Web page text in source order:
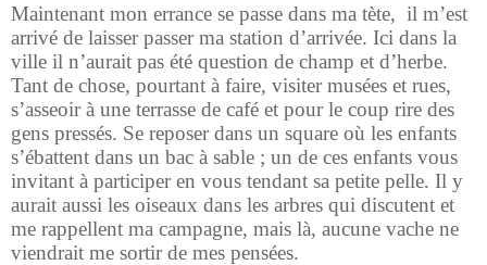
Maintenant mon errance se passe dans ma tète, il m’est
arrivé de laisser passer ma station d’arrivée. Ici dans la
ville il n’aurait pas été question de champ et d’herbe.
Tant de chose, pourtant à faire, visiter musées et rues,
s’asseoir à une terrasse de café et pour le coup rire des
gens pressés. Se reposer dans un square où les enfants
s’ébattent dans un bac à sable ; un de ces enfants vous
invitant à participer en vous tendant sa petite pelle. Il y
aurait aussi les oiseaux dans les arbres qui discutent et
me rappellent ma campagne, mais là, aucune vache ne
viendrait me sortir de mes pensées.